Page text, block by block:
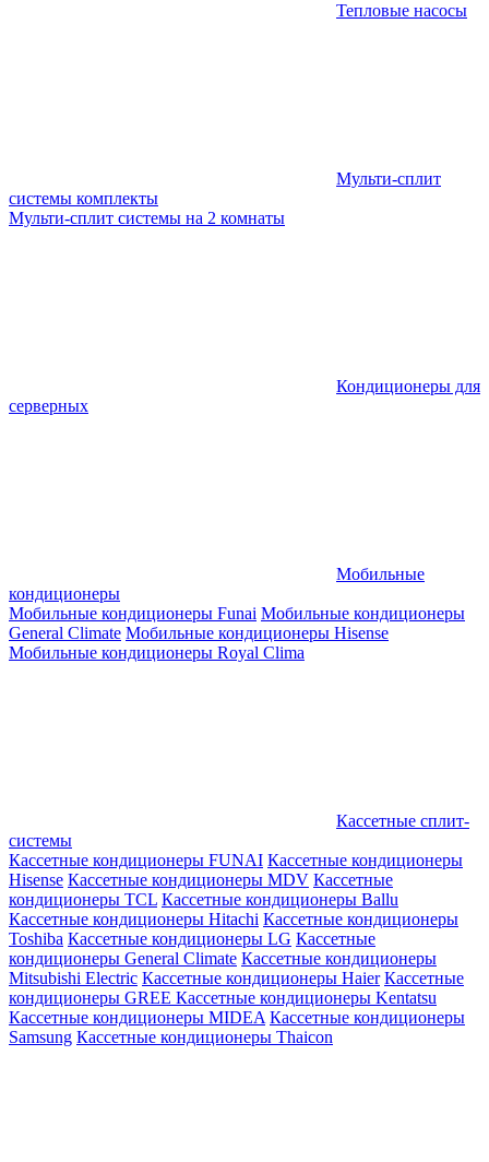
Тепловые насосы
Мульти-сплит
системы комплекты
Мульти-сплит системы на 2 комнаты
Кондиционеры для
серверных
Мобильные
кондиционеры
Мобильные кондиционеры Funai Мобильные кондиционеры
General Climate Мобильные кондиционеры Hisense
Мобильные кондиционеры Royal Clima
Кассетные сплит-
системы
Кассетные кондиционеры FUNAI Кассетные кондиционеры
Hisense Кассетные кондиционеры MDV Кассетные
кондиционеры TCL Кассетные кондиционеры Ballu
Кассетные кондиционеры Hitachi Кассетные кондиционеры
Toshiba Кассетные кондиционеры LG Кассетные
кондиционеры General Climate Кассетные кондиционеры
Mitsubishi Electric Кассетные кондиционеры Haier Кассетные
кондиционеры GREE Кассетные кондиционеры Kentatsu
Кассетные кондиционеры MIDEA Кассетные кондиционеры
Samsung Кассетные кондиционеры Thaicon